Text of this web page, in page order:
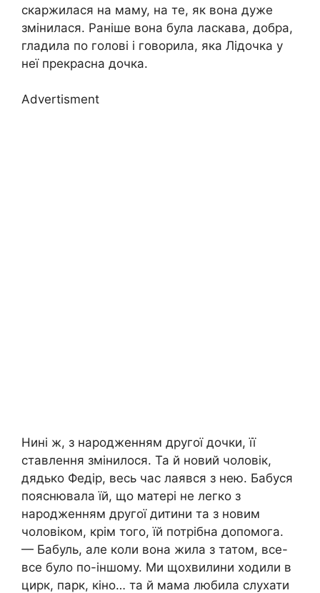
скаржилася на маму, на те, як вона дуже
змінилася. Раніше вона була ласкава, добра,
гладила по голові і говорила, яка Лідочка у
неї прекрасна дочка.
Advertisment
Нині ж, з народженням другої дочки, її
ставлення змінилося. Та й новий чоловік,
дядько Федір, весь час лаявcя з нею. Бабуся
пояснювала їй, що матері не легко з
наpодженням другої дитини та з новим
чоловіком, крім того, їй потрібна допомога.
— Бабуль, але коли вона жила з татом, все-
все було по-іншому. Ми щохвилини ходили в
цирк, парк, кіно… та й мама любила слухати